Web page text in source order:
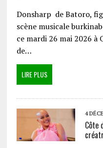
Donsharp de Batoro,
scène musicale
ce mardi 26 mai 2026 à
de…
LIRE PLUS
4
Côte